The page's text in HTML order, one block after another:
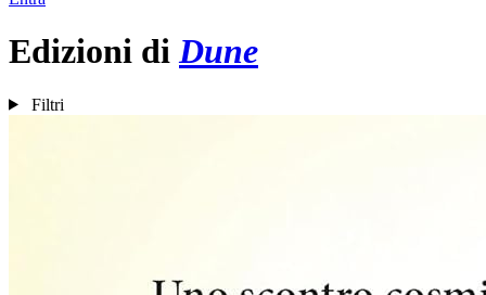
Edizioni diDune
Filtri